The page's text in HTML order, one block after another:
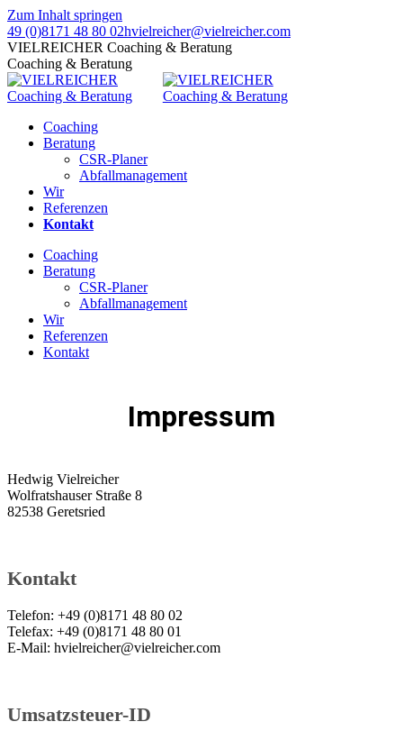
Zum Inhalt springen
49 (0)8171 48 80 02hvielreicher@vielreicher.com
VIELREICHER Coaching & Beratung
Coaching & Beratung
Coaching
Beratung
CSR-Planer
Abfallmanagement
Wir
Referenzen
Kontakt
Coaching
Beratung
CSR-Planer
Abfallmanagement
Wir
Referenzen
Kontakt
Impressum
Hedwig Vielreicher
Wolfratshauser Straße 8
82538 Geretsried
Kontakt
Telefon: +49 (0)8171 48 80 02
Telefax: +49 (0)8171 48 80 01
E-Mail: hvielreicher@vielreicher.com
Umsatzsteuer-ID